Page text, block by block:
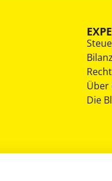
Recht
Über
Die